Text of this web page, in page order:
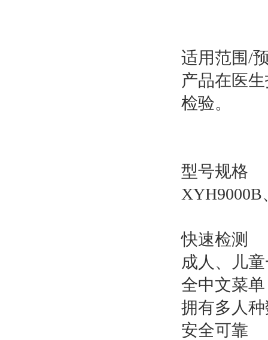
适用范围/
产品在医
检验。
型号规格
快速检测
成人、儿
全中文菜
拥有多人
安全可靠